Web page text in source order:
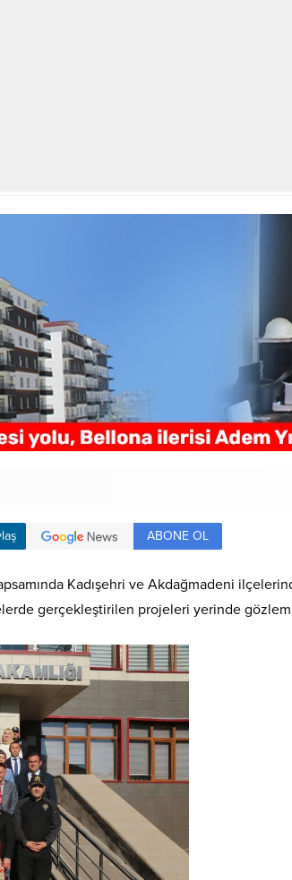
ABONE OL
Kadışehri ve Akdağmadeni
gerçekleştirilen projeleri yerinde